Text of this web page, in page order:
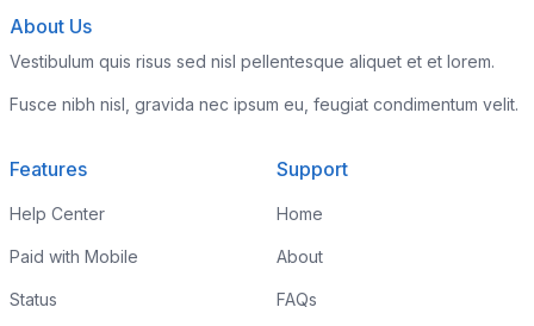
About Us
Vestibulum quis risus sed nisl pellentesque aliquet et et lorem.
Fusce nibh nisl, gravida nec ipsum eu, feugiat condimentum velit.
Features
Help Center
Paid with Mobile
Status
Support
Home
About
FAQs